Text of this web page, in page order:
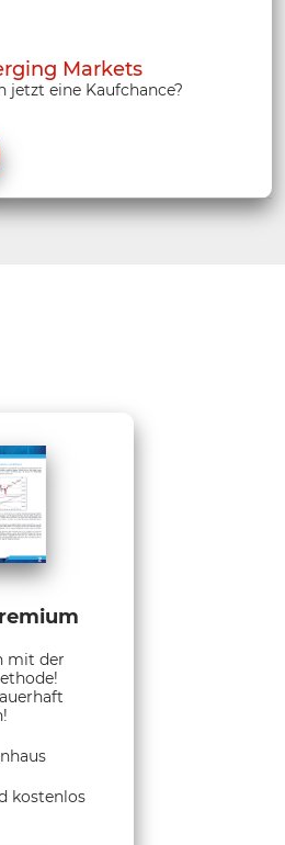
Markets
jetzt eine Kaufchance?
mit der
kostenlos